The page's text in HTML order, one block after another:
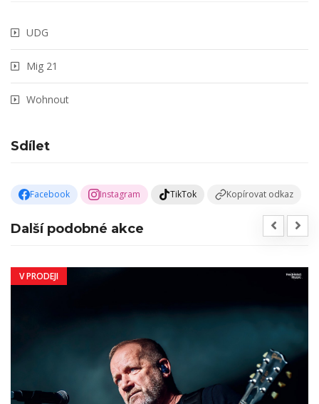
UDG
Mig 21
Wohnout
Sdílet
Facebook Instagram TikTok Kopírovat odkaz
Další podobné akce
V PRODEJI